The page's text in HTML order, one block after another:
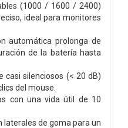
(1000 / 1600 / 2400)
ideal para monitores
automática prolonga de
de la batería hasta
casi silenciosos (< 20 dB)
del mouse.
con una vida útil de 10
laterales de goma para un